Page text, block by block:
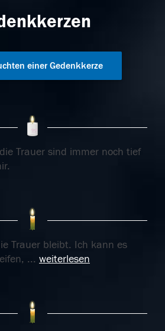
einer Gedenkkerze
Trauer sind immer noch tief
Trauer bleibt. Ich kann es
... weiterlesen